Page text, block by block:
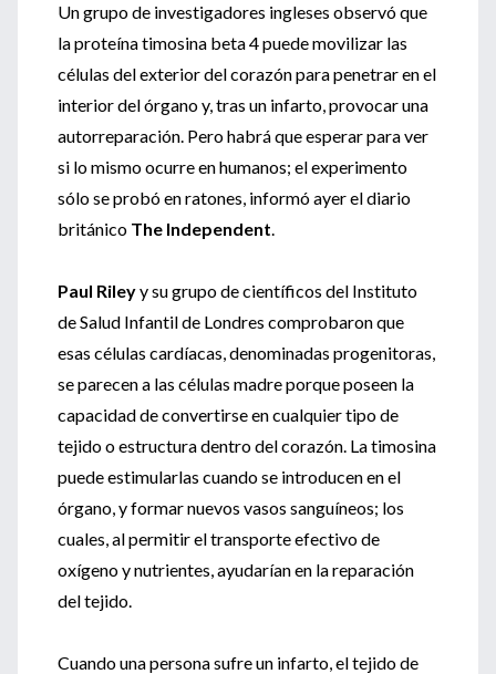
Un grupo de investigadores ingleses observó que
la proteína timosina beta 4 puede movilizar las
células del exterior del corazón para penetrar en el
interior del órgano y, tras un infarto, provocar una
autorreparación. Pero habrá que esperar para ver
si lo mismo ocurre en humanos; el experimento
sólo se probó en ratones, informó ayer el diario
británico The Independent.
Paul Rileyy su grupo de científicos del Instituto
de Salud Infantil de Londres comprobaron que
esas células cardíacas, denominadas progenitoras,
se parecen a las células madre porque poseen la
capacidad de convertirse en cualquier tipo de
tejido o estructura dentro del corazón. La timosina
puede estimularlas cuando se introducen en el
órgano, y formar nuevos vasos sanguíneos; los
cuales, al permitir el transporte efectivo de
oxígeno y nutrientes, ayudarían en la reparación
del tejido.
Cuando una persona sufre un infarto, el tejido de